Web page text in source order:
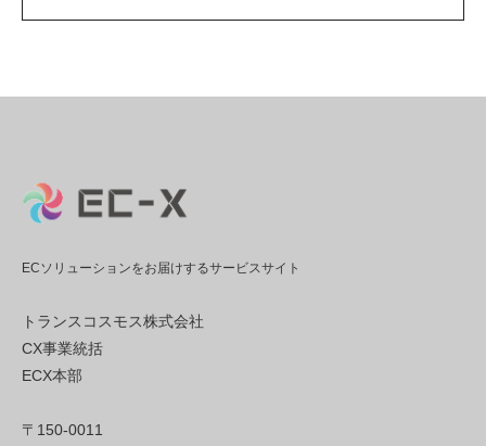
ECソリューションをお届けするサービスサイト
トランスコスモス株式会社
CX事業統括
ECX本部
〒150-0011